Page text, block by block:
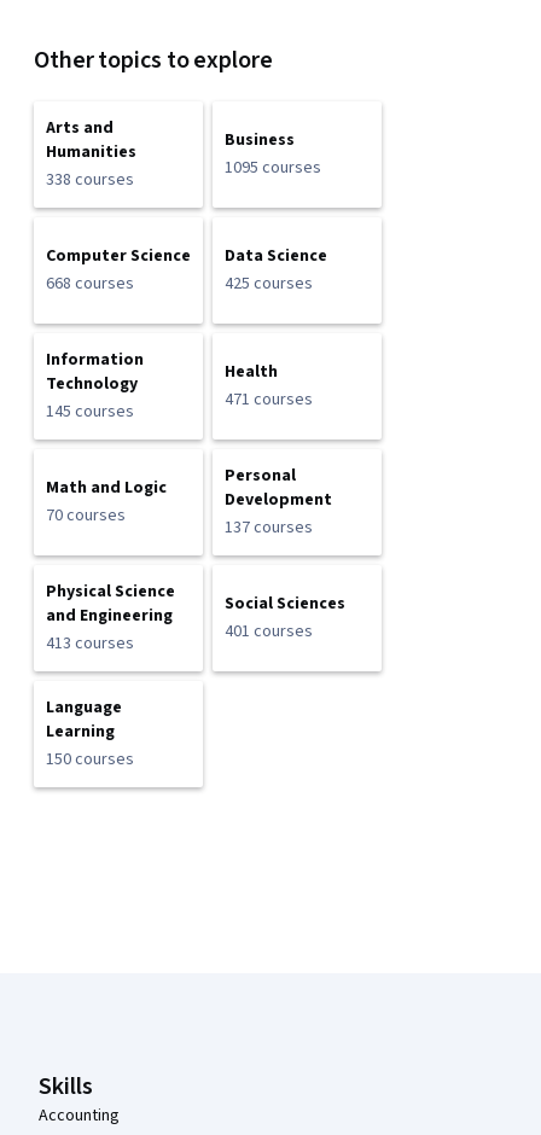
Other topics to explore
Arts and
Humanities
338 courses
Business
1095 courses
Computer Science
668 courses
Data Science
425 courses
Information
Technology
145 courses
Health
471 courses
Math and Logic
70 courses
Personal
Development
137 courses
Physical Science
and Engineering
413 courses
Social Sciences
401 courses
Language
Learning
150 courses
Skills
Accounting